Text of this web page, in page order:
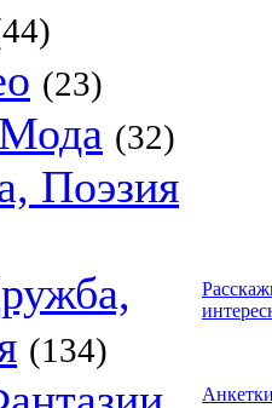
(23)
(32)
Поэзия
(134)